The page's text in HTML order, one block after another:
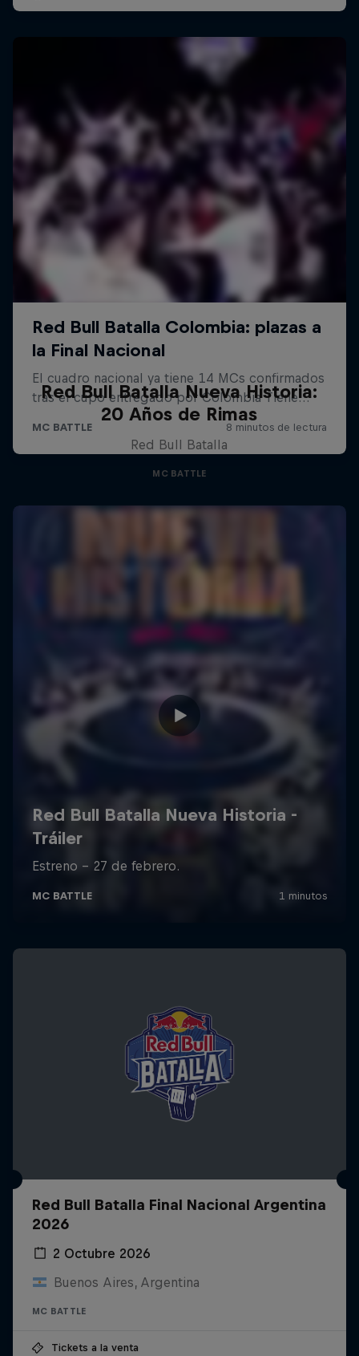
Red Bull Batalla Nueva Historia:
20 Años de Rimas
Red Bull Batalla
MC BATTLE
Red Bull Batalla Final Nacional Argentina
2026
2 Octubre 2026
Buenos Aires, Argentina
MC BATTLE
Tickets a la venta